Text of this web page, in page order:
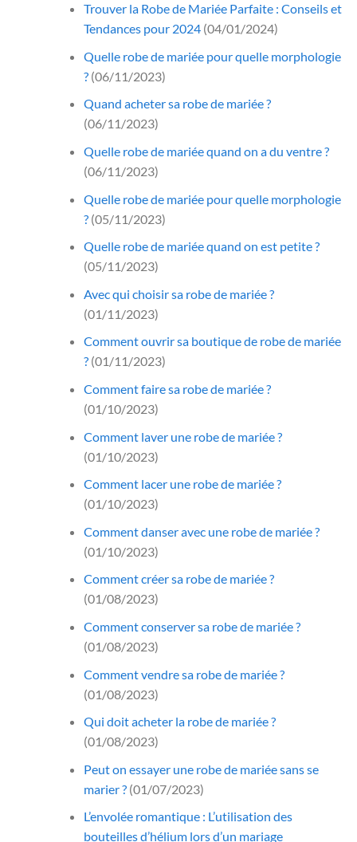
Trouver la Robe de Mariée Parfaite : Conseils et
Tendances pour 2024(04/01/2024)
Quelle robe de mariée pour quelle morphologie
?(06/11/2023)
Quand acheter sa robe de mariée ?
(06/11/2023)
Quelle robe de mariée quand on a du ventre ?
(06/11/2023)
Quelle robe de mariée pour quelle morphologie
?(05/11/2023)
Quelle robe de mariée quand on est petite ?
(05/11/2023)
Avec qui choisir sa robe de mariée ?
(01/11/2023)
Comment ouvrir sa boutique de robe de mariée
?(01/11/2023)
Comment faire sa robe de mariée ?
(01/10/2023)
Comment laver une robe de mariée ?
(01/10/2023)
Comment lacer une robe de mariée ?
(01/10/2023)
Comment danser avec une robe de mariée ?
(01/10/2023)
Comment créer sa robe de mariée ?
(01/08/2023)
Comment conserver sa robe de mariée ?
(01/08/2023)
Comment vendre sa robe de mariée ?
(01/08/2023)
Qui doit acheter la robe de mariée ?
(01/08/2023)
Peut on essayer une robe de mariée sans se
marier ?(01/07/2023)
L’envolée romantique : L’utilisation des
bouteilles d’hélium lors d’un mariage